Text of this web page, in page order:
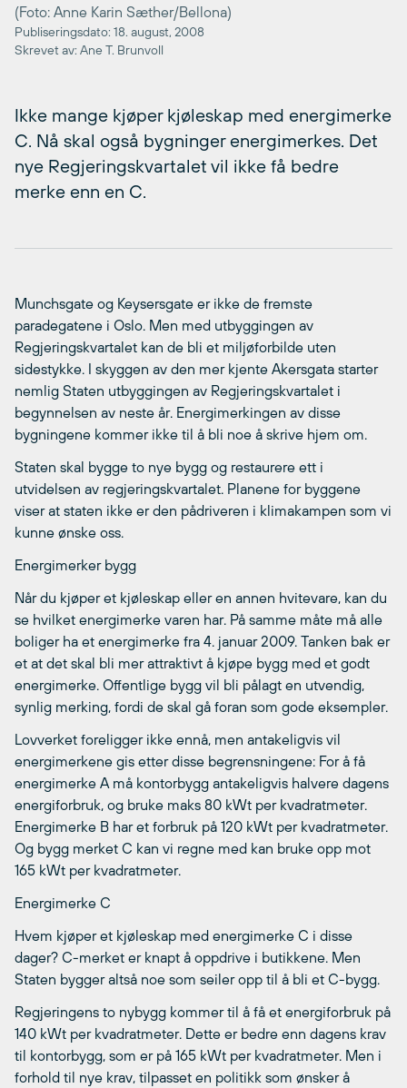
(Foto: Anne Karin Sæther/Bellona)
Publiseringsdato: 18. august, 2008
Skrevet av: Ane T. Brunvoll
Ikke mange kjøper kjøleskap med energimerke
C. Nå skal også bygninger energimerkes. Det
nye Regjeringskvartalet vil ikke få bedre
merke enn en C.
Munchsgate og Keysersgate er ikke de fremste
paradegatene i Oslo. Men med utbyggingen av
Regjeringskvartalet kan de bli et miljøforbilde uten
sidestykke. I skyggen av den mer kjente Akersgata starter
nemlig Staten utbyggingen av Regjeringskvartalet i
begynnelsen av neste år. Energimerkingen av disse
bygningene kommer ikke til å bli noe å skrive hjem om.
Staten skal bygge to nye bygg og restaurere ett i
utvidelsen av regjeringskvartalet. Planene for byggene
viser at staten ikke er den pådriveren i klimakampen som vi
kunne ønske oss.
Energimerker bygg
Når du kjøper et kjøleskap eller en annen hvitevare, kan du
se hvilket energimerke varen har. På samme måte må alle
boliger ha et energimerke fra 4. januar 2009. Tanken bak er
et at det skal bli mer attraktivt å kjøpe bygg med et godt
energimerke. Offentlige bygg vil bli pålagt en utvendig,
synlig merking, fordi de skal gå foran som gode eksempler.
Lovverket foreligger ikke ennå, men antakeligvis vil
energimerkene gis etter disse begrensningene: For å få
energimerke A må kontorbygg antakeligvis halvere dagens
energiforbruk, og bruke maks 80 kWt per kvadratmeter.
Energimerke B har et forbruk på 120 kWt per kvadratmeter.
Og bygg merket C kan vi regne med kan bruke opp mot
165 kWt per kvadratmeter.
Energimerke C
Hvem kjøper et kjøleskap med energimerke C i disse
dager? C-merket er knapt å oppdrive i butikkene. Men
Staten bygger altså noe som seiler opp til å bli et C-bygg.
Regjeringens to nybygg kommer til å få et energiforbruk på
140 kWt per kvadratmeter. Dette er bedre enn dagens krav
til kontorbygg, som er på 165 kWt per kvadratmeter. Men i
forhold til nye krav, tilpasset en politikk som ønsker å